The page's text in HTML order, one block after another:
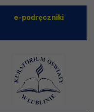
e-podręczniki